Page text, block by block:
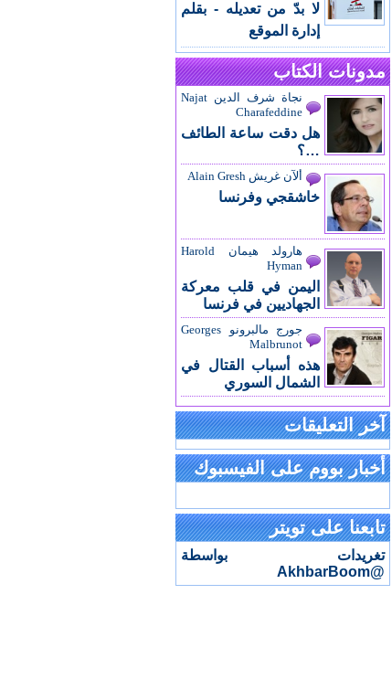
لا بدّ من تعديله - بقلم
إدارة الموقع
مدونات الكتاب
نجاة شرف الدين Najat
Charafeddine
هل دقت ساعة الطائف
…؟
ألآن غريش Alain Gresh
خاشقجي وفرنسا
هارولد هيمان Harold
Hyman
اليمن في قلب معركة
الجهاديين في فرنسا
جورج مالبرونو Georges
Malbrunot
هذه أسباب القتال في
الشمال السوري
آخر التعليقات
أخبار بووم على الفيسبوك
تابعنا على تويتر
تغريدات بواسطة
@AkhbarBoom